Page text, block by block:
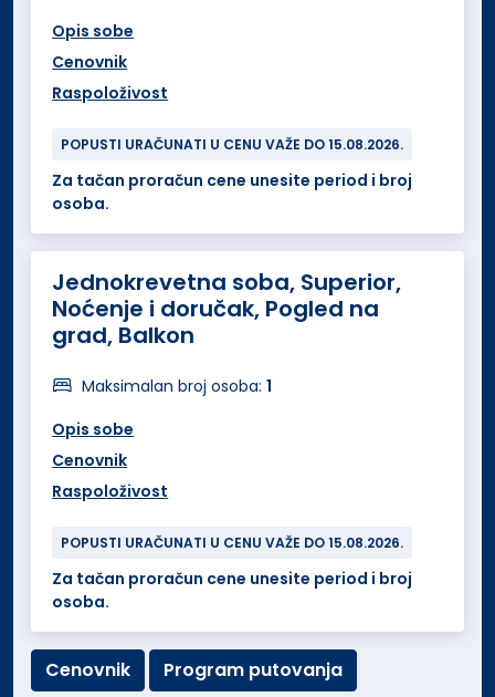
Opis sobe
Cenovnik
Raspoloživost
POPUSTI URAČUNATI U CENU VAŽE DO 15.08.2026.
Za tačan proračun cene unesite period i broj
osoba.
Jednokrevetna soba, Superior,
Noćenje i doručak, Pogled na
grad, Balkon
Maksimalan broj osoba:1
Opis sobe
Cenovnik
Raspoloživost
POPUSTI URAČUNATI U CENU VAŽE DO 15.08.2026.
Za tačan proračun cene unesite period i broj
osoba.
Cenovnik Program putovanja